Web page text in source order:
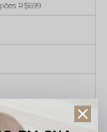
R$699